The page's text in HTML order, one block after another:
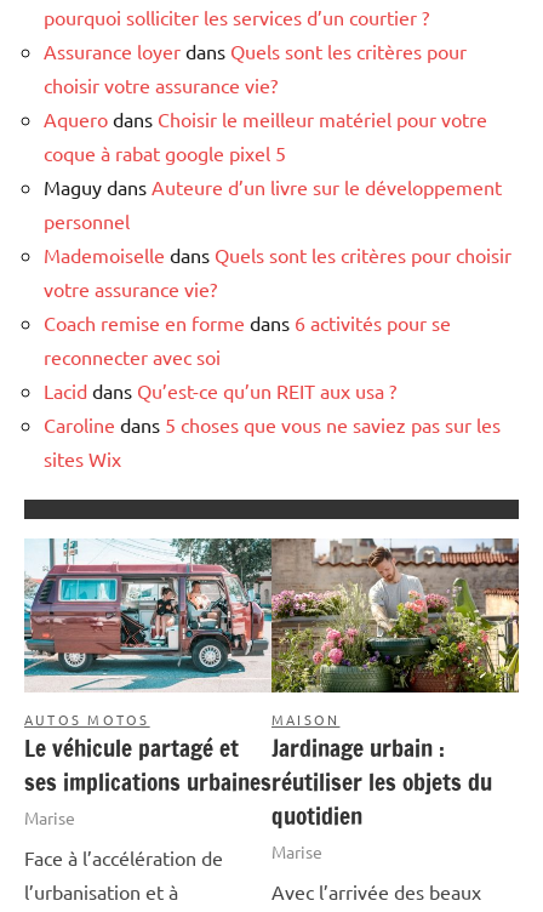
pourquoi solliciter les services d’un courtier ?
Assurance loyer dans Quels sont les critères pour
choisir votre assurance vie?
Aquero dans Choisir le meilleur matériel pour votre
coque à rabat google pixel 5
Maguy dans Auteure d’un livre sur le développement
personnel
Mademoiselle dans Quels sont les critères pour choisir
votre assurance vie?
Coach remise en forme dans 6 activités pour se
reconnecter avec soi
Lacid dans Qu’est-ce qu’un REIT aux usa ?
Caroline dans 5 choses que vous ne saviez pas sur les
sites Wix
AUTOS MOTOS
Le véhicule partagé et
ses implications urbaines
Marise
Face à l’accélération de
l’urbanisation et à
MAISON
Jardinage urbain :
réutiliser les objets du
quotidien
Marise
Avec l’arrivée des beaux